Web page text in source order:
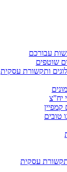
עבורכם
שוטפים
ותקשורת עסקית
יח”צ
טובים
עסקית